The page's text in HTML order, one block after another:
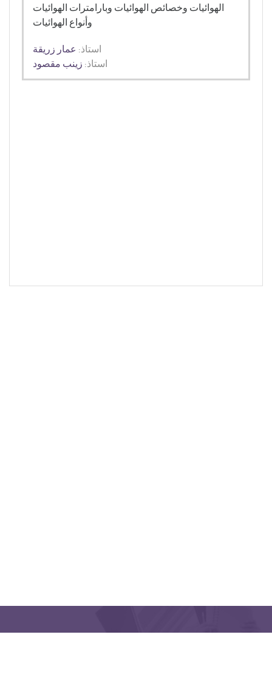
الهوائيات وخصائص الهوائيات وبارامترات الهوائيات
وأنواع الهوائيات
استاذ: عمار زريقة
استاذ: زينب مقصود